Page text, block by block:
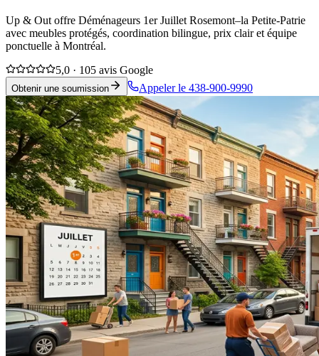
Up & Out offre Déménageurs 1er Juillet Rosemont–la Petite-Patrie
avec meubles protégés, coordination bilingue, prix clair et équipe
ponctuelle à Montréal.
5,0 · 105 avis Google
Obtenir une soumission Appeler le 438-900-9990